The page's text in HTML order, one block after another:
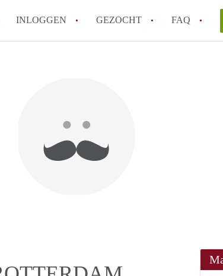
INLOGGEN GEZOCHT FAQ
Wat is de privacyverklaring van
Berekent AppartementenRotterdam
makelaarsvergoeding/bemiddelingsvergoeding?